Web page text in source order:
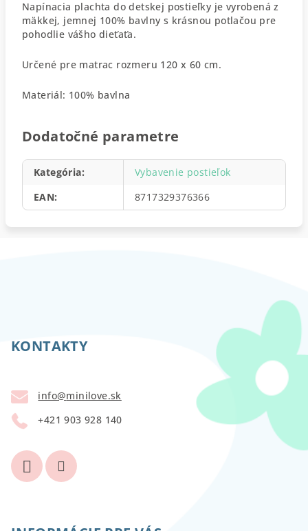
Napínacia plachta do detskej postieľky je vyrobená z
mäkkej, jemnej 100% bavlny s krásnou potlačou pre
pohodlie vášho dieťaťa.
Určené pre matrac rozmeru 120 x 60 cm.
Materiál: 100% bavlna
Dodatočné parametre
Kategória:
Vybavenie postieľok
EAN: 8717329376366
KONTAKTY
info@minilove.sk
+421 903 928 140